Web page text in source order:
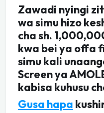
Zawadi nyingi
wa simu hizo
cha sh.
kwa bei ya offa
simu kali
Screen ya
kabisa kuhusu
Gusa hapa